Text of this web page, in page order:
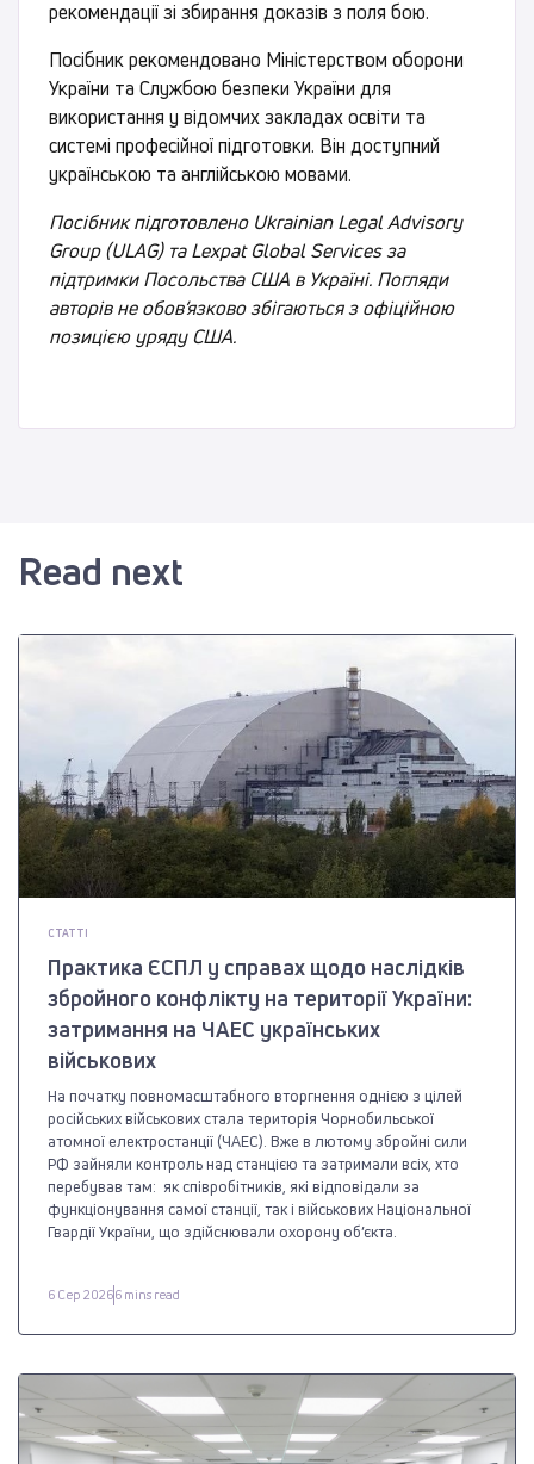
рекомендації зі збирання доказів з поля бою.
Посібник рекомендовано Міністерством оборони
України та Службою безпеки України для
використання у відомчих закладах освіти та
системі професійної підготовки. Він доступний
українською та англійською мовами.
Посібник підготовлено Ukrainian Legal Advisory
Group (ULAG) та Lexpat Global Services за
підтримки Посольства США в Україні. Погляди
авторів не обов’язково збігаються з офіційною
позицією уряду США.
Read next
СТАТТІ
Практика ЄСПЛ у справах щодо наслідків
збройного конфлікту на території України:
затримання на ЧАЕС українських
військових
На початку повномасштабного вторгнення однією з цілей
російських військових стала територія Чорнобильської
атомної електростанції (ЧАЕС). Вже в лютому збройні сили
РФ зайняли контроль над станцією та затримали всіх, хто
перебував там: як співробітників, які відповідали за
функціонування самої станції, так і військових Національної
Гвардії України, що здійснювали охорону об’єкта.
6 Сер 20266 mins read